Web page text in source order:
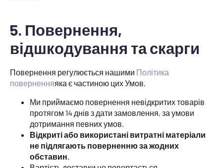
5. Повернення,
відшкодування та скарги
Повернення регулюється нашими Політика
поверненняяка є частиною цих Умов.
Ми приймаємо повернення невідкритих товарів
протягом 14 днів з дати замовлення, за умови
дотримання певних умов.
Відкриті або використані витратні матеріали
не підлягають поверненню за жодних
обставин.